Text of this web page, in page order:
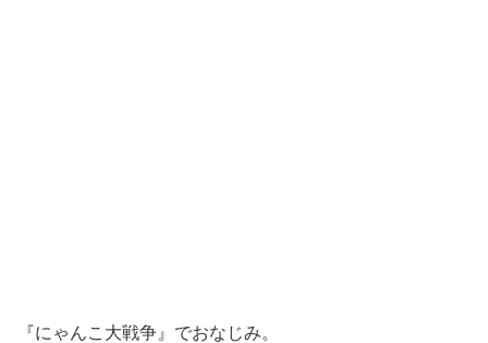
『にゃんこ大戦争』でおなじみ。